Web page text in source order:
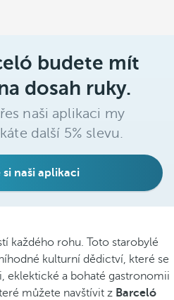
budete mít
dosah ruky.
naši aplikaci my
další 5% slevu.
si naši aplikaci
každého rohu. Toto starobylé
kulturní dědictví, které se
eklektické a bohaté gastronomii
můžete navštívit z Barceló